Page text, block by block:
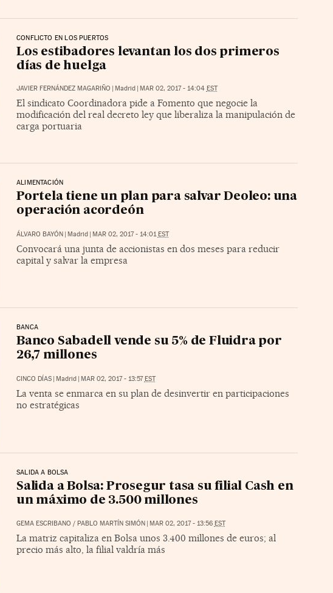
CONFLICTO EN LOS PUERTOS
Los estibadores levantan los dos primeros
días de huelga
JAVIER FERNÁNDEZ MAGARIÑO Madrid MAR 02, 2017 - 14:04 EST
El sindicato Coordinadora pide a Fomento que negocie la
modificación del real decreto ley que liberaliza la manipulación de
carga portuaria
ALIMENTACIÓN
Portela tiene un plan para salvar Deoleo: una
operación acordeón
ÁLVARO BAYÓN | Madrid | MAR 02, 2017 - 14:01 EST
Convocará una junta de accionistas en dos meses para reducir
capital y salvar la empresa
BANCA
Banco Sabadell vende su 5% de Fluidra por
26,7 millones
CINCO DÍAS | Madrid | MAR 02, 2017 - 13:57EST
La venta se enmarca en su plan de desinvertir en participaciones
no estratégicas
SALIDA A BOLSA
Salida a Bolsa: Prosegur tasa su filial Cash en
un máximo de 3.500 millones
GEMA ESCRIBANO / PABLO MARTÍN SIMÓN MAR 02, 2017 - 13:56 EST
La matriz capitaliza en Bolsa unos 3.400 millones de euros; al
precio más alto, la filial valdría más